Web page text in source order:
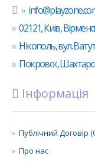
02121, Київ,
Нікополь, вул.
Покровск,
Інформація
Публічний Договір
Про нас